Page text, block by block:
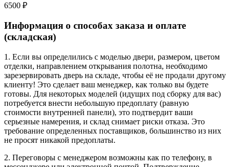
6500 ₽
Информация о способах заказа и оплате
(складская)
1. Если вы определились с моделью двери, размером, цветом
отделки, направлением открывания полотна, необходимо
зарезервировать дверь на складе, чтобы её не продали другому
клиенту! Это сделает ваш менеджер, как только вы будете
готовы. Для некоторых моделей (идущих под сборку для вас)
потребуется внести небольшую предоплату (равную
стоимости внутренней панели), это подтвердит ваши
серьезные намерения, и склад снимает риски отказа. Это
требование определенных поставщиков, большинство из них
не просят никакой предоплаты.
2. Переговоры с менеджером возможны как по телефону, в